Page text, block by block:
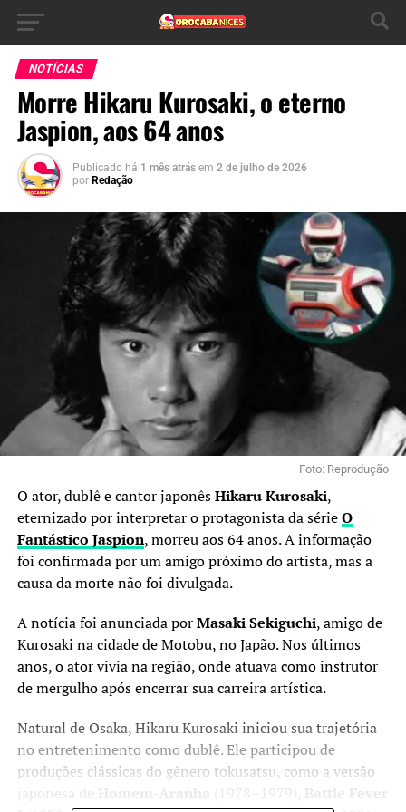
NOTÍCIAS
Morre Hikaru Kurosaki, o eterno
Jaspion, aos 64 anos
Publicado há 1 mês atrás em 2 de julho de 2026
por Redação
Foto: Reprodução
O ator, dublê e cantor japonêsHikaru Kurosaki,
eternizado por interpretar o protagonista da sérieO
Fantástico Jaspion, morreu aos 64 anos. A informação
foi confirmada por um amigo próximo do artista, mas a
causa da morte não foi divulgada.
A notícia foi anunciada porMasaki Sekiguchi, amigo de
Kurosaki na cidade de Motobu, no Japão. Nos últimos
anos, o ator vivia na região, onde atuava como instrutor
de mergulho após encerrar sua carreira artística.
Natural de Osaka, Hikaru Kurosaki iniciou sua trajetória
no entretenimento como dublê. Ele participou de
produções clássicas do gênero tokusatsu, como a versão